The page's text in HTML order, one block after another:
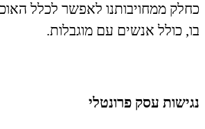
כחלק ממחויבותנו לאפשר לכלל
בו, כולל אנשים עם מוגבלות.
נגישות עסק פרונטלי